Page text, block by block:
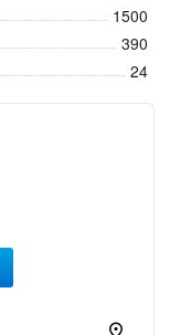
1500
390
24